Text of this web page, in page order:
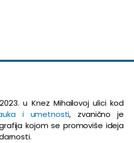
u Knez Mihailovoj ulici kod
i umetnosti, zvanično je
kojom se promoviše ideja